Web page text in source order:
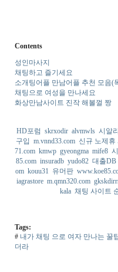
Contents
성인마사지
채팅하고 즐기세요
소개팅어플 만남어플 추천 모음(
채팅으로 여성을 만나세요
화상만남사이트 진작 해볼껄 짱
HD포럼 skrxodir alvmwls 시알
구입 m.vnnd33.com 신규 노제휴
71.com kmwp gyeongma mife8
85.com insuradb yudo82 대출DB
om kouu31 유머판
iagrastore m.qmn320.com
kala 채팅 사이트
Tags:
# 내가 채팅 으로 여자 만나는 꿀
더라